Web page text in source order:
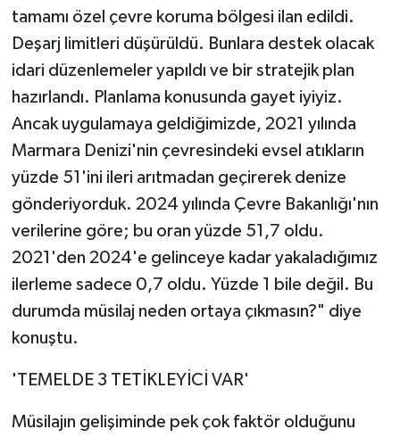
tamamı özel çevre koruma bölgesi ilan edildi.
Deşarj limitleri düşürüldü. Bunlara destek olacak
idari düzenlemeler yapıldı ve bir stratejik plan
hazırlandı. Planlama konusunda gayet iyiyiz.
Ancak uygulamaya geldiğimizde, 2021 yılında
Marmara Denizi'nin çevresindeki evsel atıkların
yüzde 51'ini ileri arıtmadan geçirerek denize
gönderiyorduk. 2024 yılında Çevre Bakanlığı'nın
verilerine göre; bu oran yüzde 51,7 oldu.
2021'den 2024'e gelinceye kadar yakaladığımız
ilerleme sadece 0,7 oldu. Yüzde 1 bile değil. Bu
durumda müsilaj neden ortaya çıkmasın?" diye
konuştu.
'TEMELDE 3 TETİKLEYİCİ VAR'
Müsilajın gelişiminde pek çok faktör olduğunu